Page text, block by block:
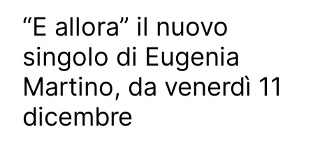
“E allora” il nuovo
singolo di Eugenia
Martino, da venerdì 11
dicembre